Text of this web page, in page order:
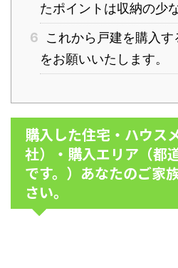
たポイントは収納の少
6
これから戸建を購入
をお願いいたします。
購入した住宅・ハウス
社）・購入エリア（都
です。）あなたのご家
さい。